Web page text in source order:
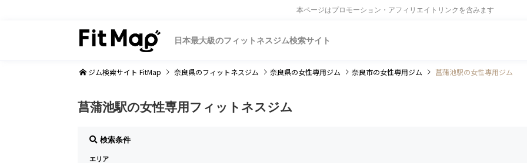
本ページはプロモーション・アフィリエイトリンクを含みます
日本最大級のフィットネスジム検索サイト
ジム検索サイト FitMap 奈良県のフィットネスジム 奈良県の女性専用ジム 奈良市の女性専用ジム 菖蒲池駅の女性専用ジム
菖蒲池駅の女性専用フィットネスジム
検索条件
エリア